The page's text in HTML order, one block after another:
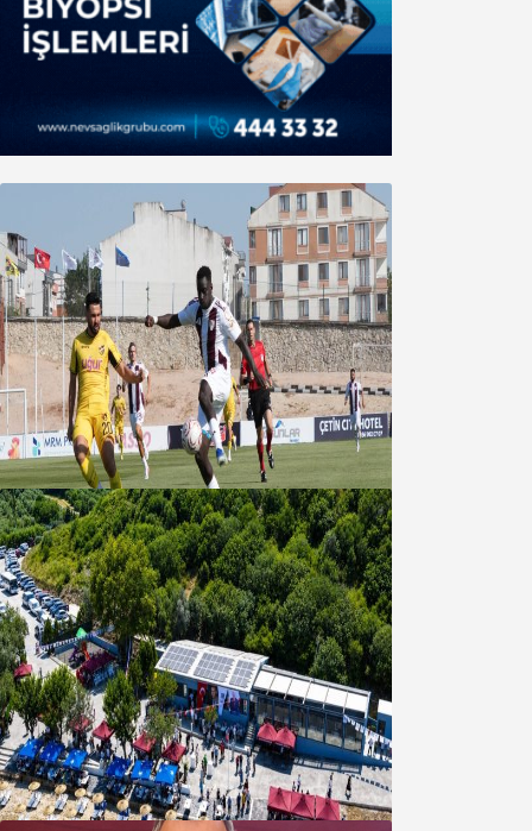
Bandırmaspor’dan 3 gollü başlangıç
08 Ağustos 2026
Bandırma Belediyesinden
Şirinçavuş’a hayat veren tesis
08 Ağustos 2026